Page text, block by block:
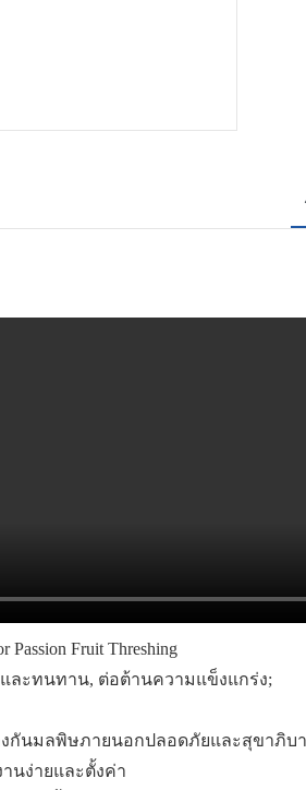
ละทนทาน, ต่อต้านความแข็งแกร่ง;
กันมลพิษภายนอกปลอดภัยและสุขาภิบ
นง่ายและตั้งค่า